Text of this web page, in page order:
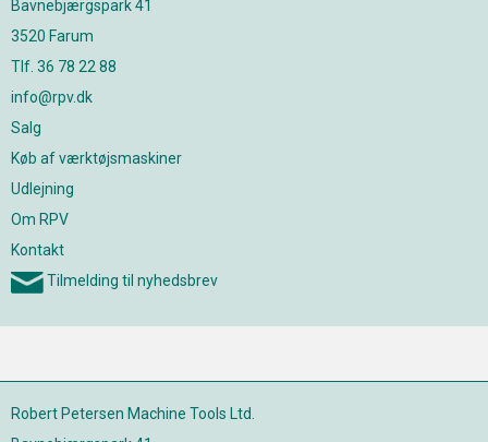
Bavnebjærgspark 41
3520 Farum
Tlf. 36 78 22 88
info@rpv.dk
Salg
Køb af værktøjsmaskiner
Udlejning
Om RPV
Kontakt
Tilmelding til nyhedsbrev
Robert Petersen Machine Tools Ltd.